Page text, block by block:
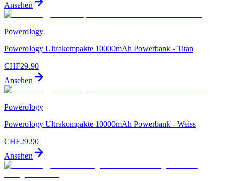
Ansehen
Powerology
Powerology Ultrakompakte 10000mAh Powerbank - Titan
CHF29.90
Ansehen
Powerology
Powerology Ultrakompakte 10000mAh Powerbank - Weiss
CHF29.90
Ansehen